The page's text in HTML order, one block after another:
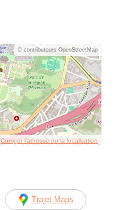
© contributeurs OpenStreetMap
Corriger l’adresse ou la localisation
Trajet Maps